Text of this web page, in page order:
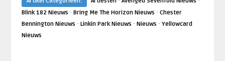
Blink 182 Nieuws · Bring Me The Horizon Nieuws · Chester
Bennington Nieuws · Linkin Park Nieuws · Nieuws · Yellowcard
Nieuws